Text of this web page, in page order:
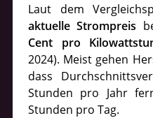
Laut dem
aktuelle Strompreis
Cent pro
2024). Meist gehen
dass
Stunden pro Jahr
Stunden pro Tag.